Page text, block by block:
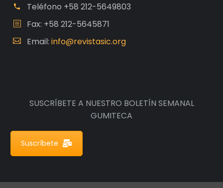
Teléfono +58 212-5649803
Fax: +58 212-5645871
Email: info@revistasic.org
SUSCRÍBETE A NUESTRO BOLETÍN SEMANAL
GUMITECA
Suscríbete